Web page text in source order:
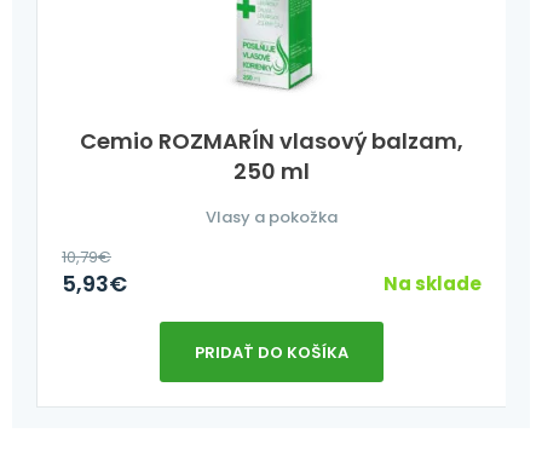
Cemio ROZMARÍN vlasový balzam,
250 ml
Vlasy a pokožka
10,79€
5,93€ Na sklade
PRIDAŤ DO KOŠÍKA